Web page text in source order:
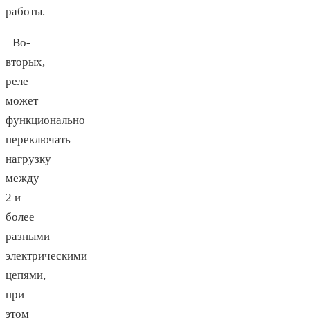
работы.
Во-
вторых,
реле
может
функционально
переключать
нагрузку
между
2 и
более
разными
электрическими
цепями,
при
этом